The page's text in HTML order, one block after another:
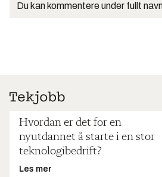
Du kan kommentere under fullt
Hvordan er det for en
nyutdannet å starte i en stor
teknologibedrift?
Les mer